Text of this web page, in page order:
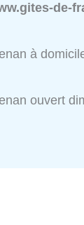
de-
à
ouvert